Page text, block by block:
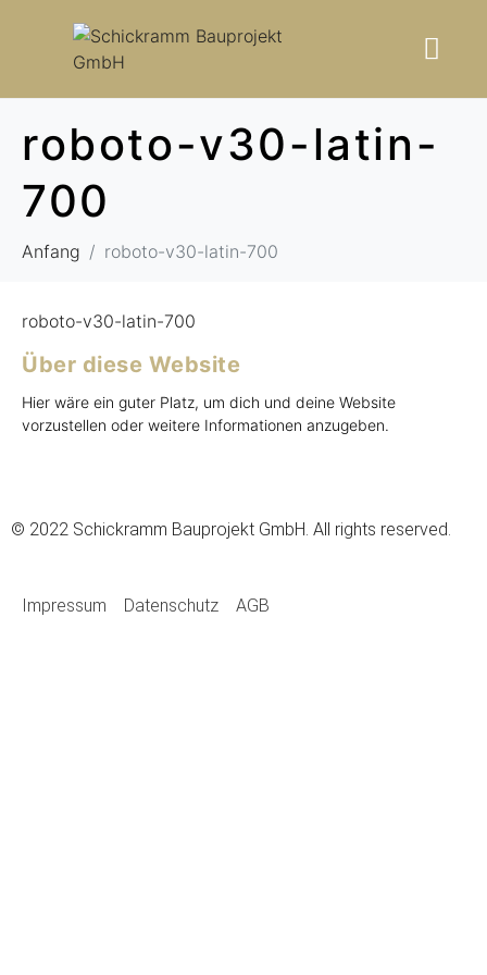
roboto-v30-latin-
700
Anfang roboto-v30-latin-700
roboto-v30-latin-700
Über diese Website
Hier wäre ein guter Platz, um dich und deine Website
vorzustellen oder weitere Informationen anzugeben.
© 2022 Schickramm Bauprojekt GmbH. All rights reserved.
Impressum Datenschutz AGB